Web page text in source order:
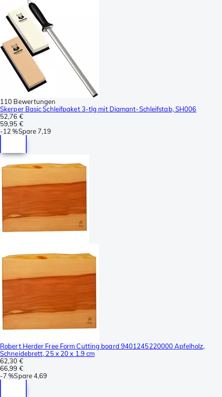
110 Bewertungen
Skerper Basic Schleifpaket 3-tlg mit Diamant-Schleifstab, SH006
52,76 €
59,95 €
-12 %Spare7,19
Robert Herder Free Form Cutting board 9401245220000 Apfelholz,
Schneidebrett, 25 x 20 x 1.9 cm
62,30 €
66,99 €
-7 %Spare4,69